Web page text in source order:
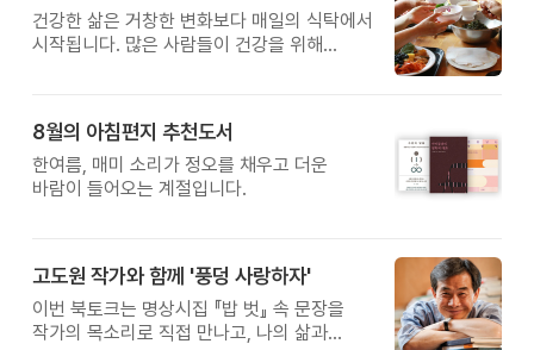
건강한 삶은 거창한 변화보다 매일의 식탁에서
시작됩니다. 많은 사람들이 건강을 위해
받은 이계호 교수와 함께하는 태초먹거리
황금변 캠프
8월의 아침편지 추천도서
한여름, 매미 소리가 정오를 채우고 더운
바람이 들어오는 계절입니다.
고도원 작가와 함께 '풍덩 사랑하자'
이번 북토크는 명상시집 『밥 벗』 속 문장을
작가의 목소리로 직접 만나고, 나의 삶과